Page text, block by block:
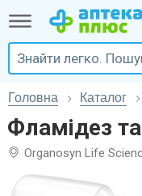
Головна Каталог
Фламідез
Organosyn Life